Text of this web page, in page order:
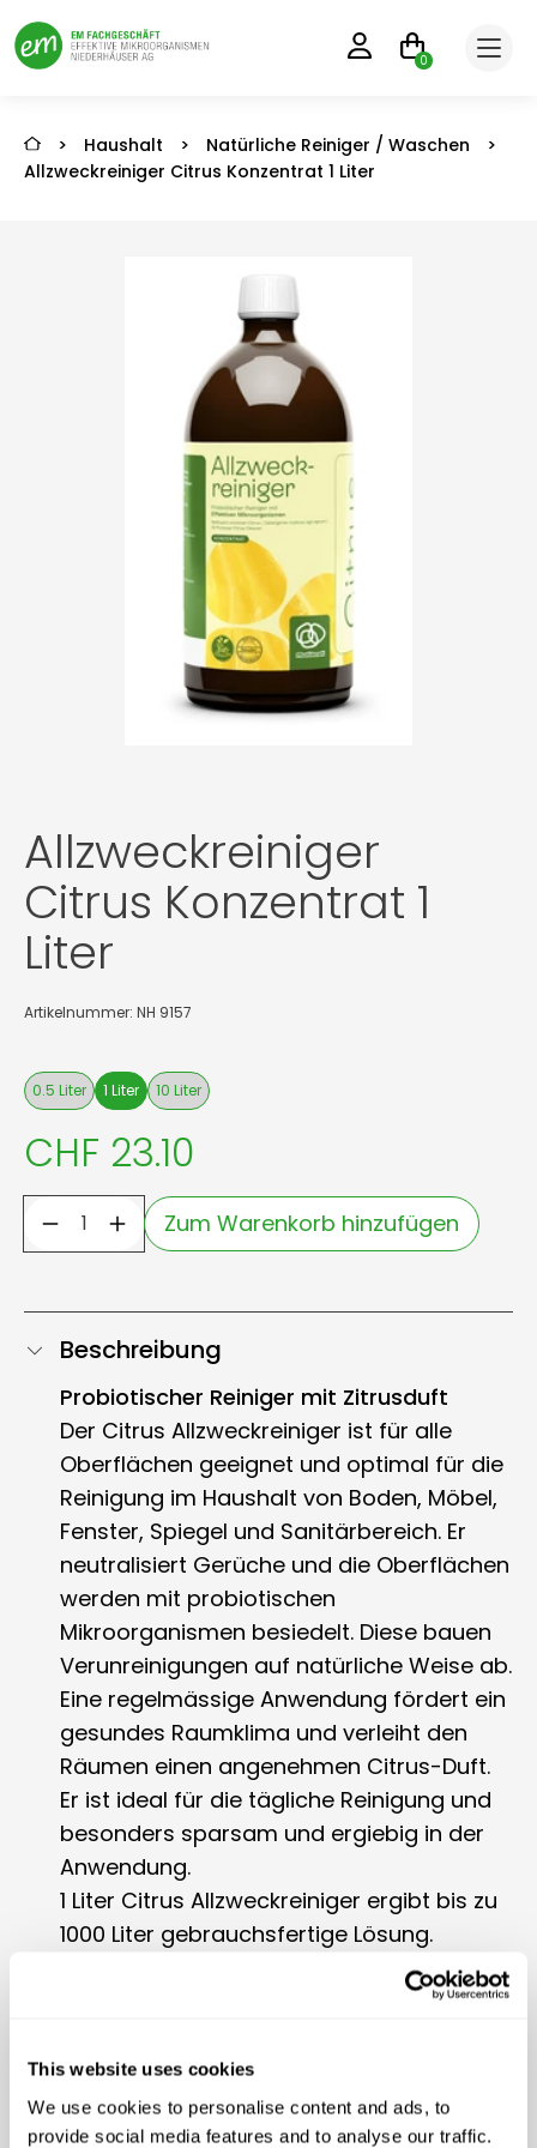
This website uses cookies
We use cookies to personalise content and ads, to
provide social media features and to analyse our traffic.
0
> Haushalt > Natürliche Reiniger / Waschen
>
Allzweckreiniger Citrus Konzentrat 1 Liter
Allzweckreiniger
Citrus Konzentrat 1
Liter
Artikelnummer: NH 9157
0.5 Liter 1 Liter 10 Liter
CHF 23.10
Zum Warenkorb hinzufügen
Beschreibung
Probiotischer Reiniger mit Zitrusduft
Der Citrus Allzweckreiniger ist für alle
Oberflächen geeignet und optimal für die
Reinigung im Haushalt von Boden, Möbel,
Fenster, Spiegel und Sanitärbereich. Er
neutralisiert Gerüche und die Oberflächen
werden mit probiotischen
Mikroorganismen besiedelt. Diese bauen
Verunreinigungen auf natürliche Weise ab.
Eine regelmässige Anwendung fördert ein
gesundes Raumklima und verleiht den
Räumen einen angenehmen Citrus-Duft.
Er ist ideal für die tägliche Reinigung und
besonders sparsam und ergiebig in der
Anwendung.
1 Liter Citrus Allzweckreiniger ergibt bis zu
1000 Liter gebrauchsfertige Lösung.
Verschlusskappe) auf 1 L Wasser
Die Sprühlösung auf die verschmutzten